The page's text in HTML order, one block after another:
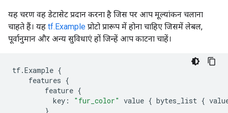
यह चरण वह डेटासेट प्रदान करना है जिस पर आप मूल्यांकन चलाना
चाहते हैं। यह tf.Example प्रोटो प्रारूप में होना चाहिए जिसमें लेबल,
पूर्वानुमान और अन्य सुविधाएं हों जिन्हें आप काटना चाहें।
tf.Example {
features {
feature {
key : "fur_color" value { bytes_list {
}